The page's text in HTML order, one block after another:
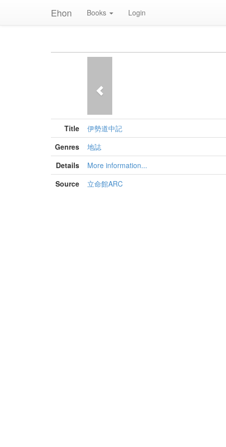
Ehon Books Login
Title
伊勢道中記
Genres
地誌
Details
More information...
Source
立命館ARC